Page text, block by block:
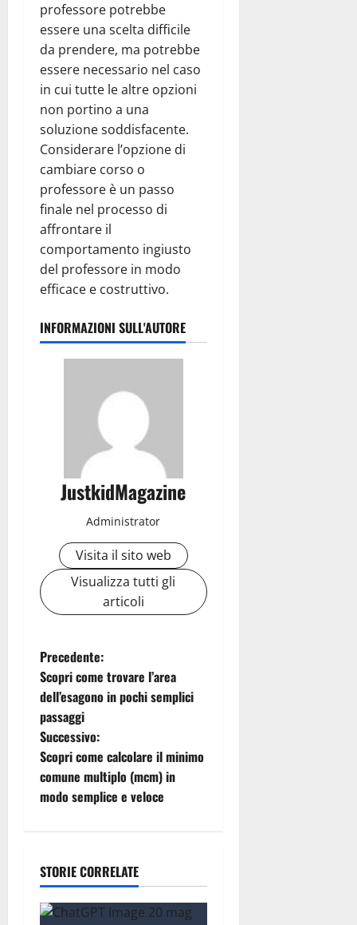
professore potrebbe
essere una scelta difficile
da prendere, ma potrebbe
essere necessario nel caso
in cui tutte le altre opzioni
non portino a una
soluzione soddisfacente.
Considerare l’opzione di
cambiare corso o
professore è un passo
finale nel processo di
affrontare il
comportamento ingiusto
del professore in modo
efficace e costruttivo.
INFORMAZIONI SULL'AUTORE
JustkidMagazine
Administrator
Visita il sito web
Visualizza tutti gli
articoli
N
a
v
i
g
z
i
Precedente:
Scopri come trovare l’area
dell’esagono in pochi semplici
passaggi
Successivo:
Scopri come calcolare il minimo
comune multiplo (mcm) in
modo semplice e veloce
STORIE CORRELATE